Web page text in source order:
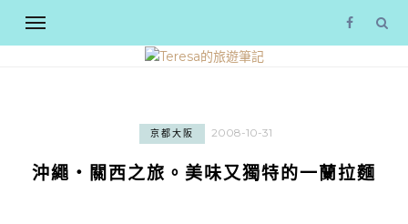
京都大阪 2008-10-31
沖繩‧關西之旅。美味又獨特的一蘭拉麵